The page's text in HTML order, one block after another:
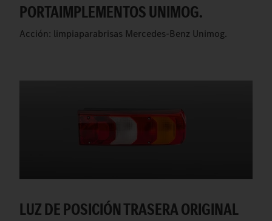
PORTAIMPLEMENTOS UNIMOG.
Acción: limpiaparabrisas Mercedes-Benz Unimog.
LUZ DE POSICIÓN TRASERA ORIGINAL